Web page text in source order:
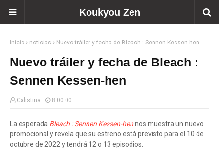
Koukyou Zen
Inicio noticias Nuevo tráiler y fecha de Bleach : Sennen Kessen-hen
Nuevo tráiler y fecha de Bleach :
Sennen Kessen-hen
Calistina 8:00:00
La esperada Bleach : Sennen Kessen-hennos muestra un nuevo
promocional y revela que su estreno está previsto para el 10 de
octubre de 2022 y tendrá 12 o 13 episodios.